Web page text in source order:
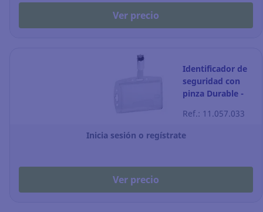
Ver precio
Identificador de
seguridad con
pinza Durable -
Pack de 40
Ref.: 11.057.033
Inicia sesión o regístrate
Ver precio